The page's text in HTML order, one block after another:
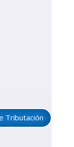
Tributación